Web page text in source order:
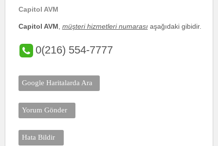
Capitol AVM
Capitol AVM müşteri hizmetleri numarasıaşağıdaki gibidir.
0(216) 554-7777
Google Haritalarda Ara
Yorum Gönder
Hata Bildir